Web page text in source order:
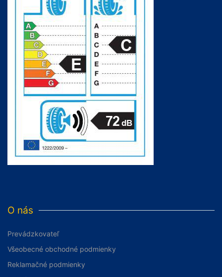
O nás
Prevádzkovateľ
Všeobecné obchodné podmienky
Reklamačné podmienky